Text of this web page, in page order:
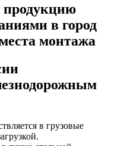
в город
монтажа
в грузовые